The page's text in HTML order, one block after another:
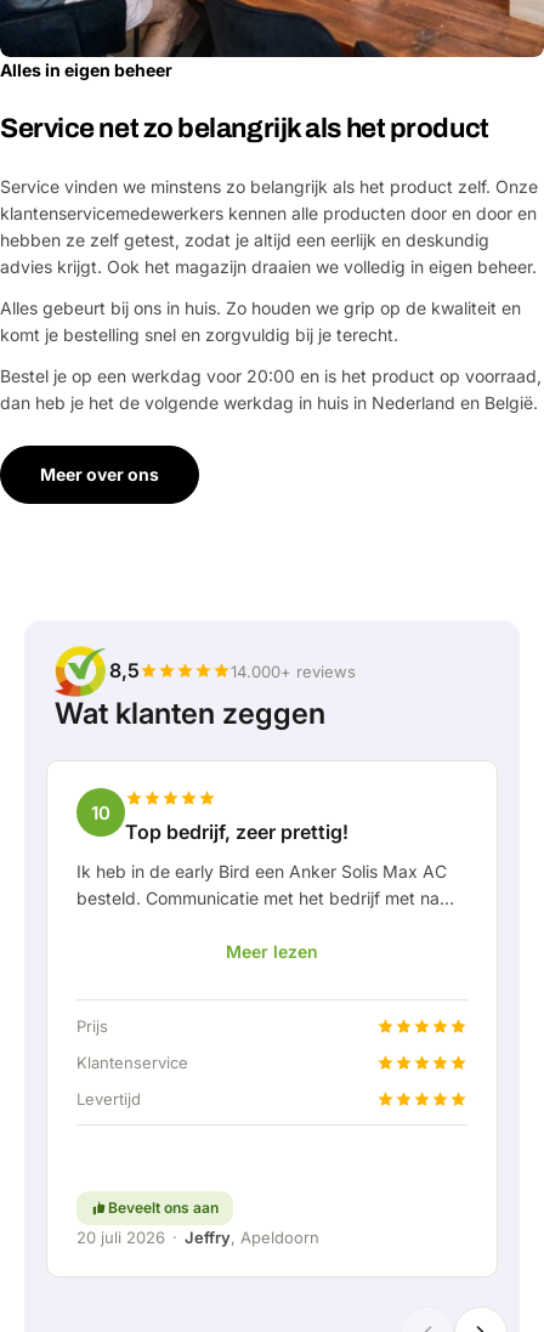
Alles in eigen beheer
Service net zo belangrijk als het product
Service vinden we minstens zo belangrijk als het product zelf. Onze
klantenservicemedewerkers kennen alle producten door en door en
hebben ze zelf getest, zodat je altijd een eerlijk en deskundig
advies krijgt. Ook het magazijn draaien we volledig in eigen beheer.
Alles gebeurt bij ons in huis. Zo houden we grip op de kwaliteit en
komt je bestelling snel en zorgvuldig bij je terecht.
Bestel je op een werkdag voor 20:00 en is het product op voorraad,
dan heb je het de volgende werkdag in huis in Nederland en België.
Meer over ons
8,5 14.000+ reviews
Wat klanten zeggen
10
Top bedrijf, zeer prettig!
Ik heb in de early Bird een Anker Solis Max AC
besteld. Communicatie met het bedrijf met name
werd ik goed op de hoogte gehouden van
afspraak van levering werd er zelfs een gratis
een vaste aansluiting aangeboden om de thuis
accu doormiddel van een vaste verbinding aan
Kortom; een erg fijn bedrijf waar service en
Meer lezen
Prijs
Klantenservice
Levertijd
Beveelt ons aan
20 juli 2026 · Jeffry, Apeldoorn